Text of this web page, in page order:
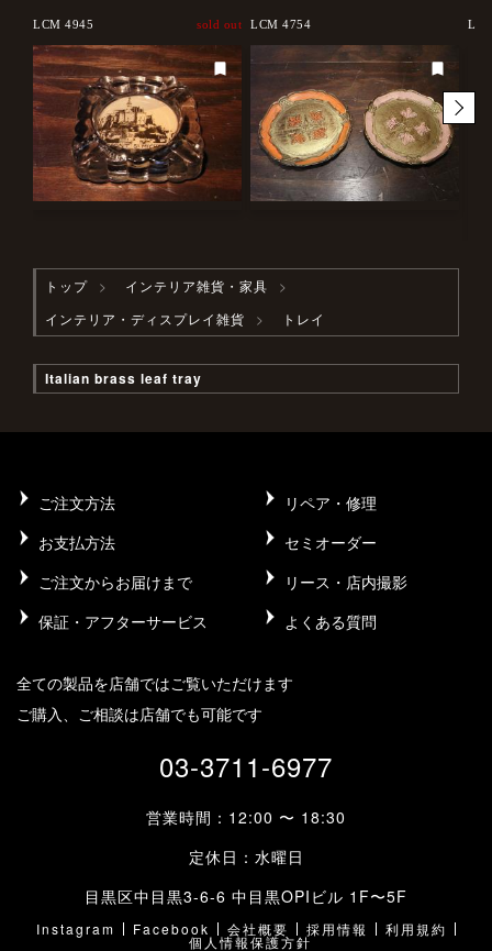
LCM 4945 sold out LCM 4754
トップ
インテリア雑貨・家具
インテリア・ディスプレイ雑貨
トレイ
Italian brass leaf tray
ご注文方法
リペア・修理
お支払方法
セミオーダー
ご注文からお届けまで
リース・店内撮影
保証・アフターサービス
よくある質問
全ての製品を店舗ではご覧いただけます
ご購入、ご相談は店舗でも可能です
03-3711-6977
営業時間：12:00 〜 18:30
定休日：水曜日
目黒区中目黒3-6-6 中目黒OPIビル 1F〜5F
Instagram Facebook 会社概要 採用情報 利用規約
個人情報保護方針